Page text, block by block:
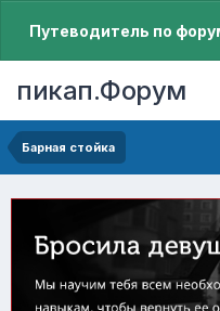
Путеводитель по
пикап.Форум
Барная стойка